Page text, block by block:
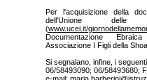
Per l'acquisizione della
dell'Unione delle
(www.ucei.it/
Documentazione
Associazione I Figli della
Si segnalano, infine, i
06/58493090; 06/58493680;